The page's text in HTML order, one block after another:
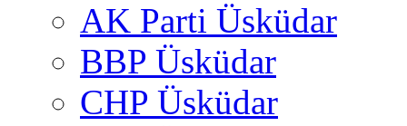
AK Parti Üsküdar
BBP Üsküdar
CHP Üsküdar